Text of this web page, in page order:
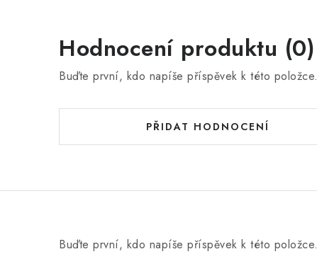
Hodnocení produktu (0)
Buďte první, kdo napíše příspěvek k této položce.
PŘIDAT HODNOCENÍ
Buďte první, kdo napíše příspěvek k této položce.